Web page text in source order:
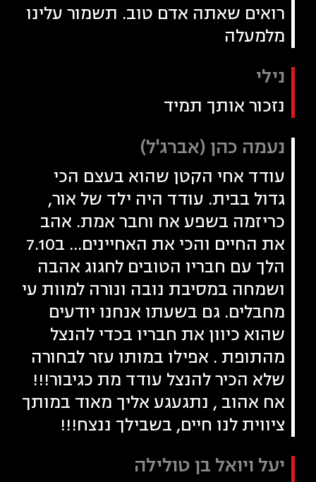
רואים שאתה אדם טוב. תשמור עלינו
מלמעלה
נילי
נזכור אותך תמיד
נעמה כהן (אברג'ל)
עודד אחי הקטן שהוא בעצם הכי
גדול בבית. עודד היה ילד של אור,
כריזמה בשפע אח וחבר אמת. אהב
את החיים והכי את האחיינים... ב7.10
הלך עם חבריו הטובים לחגוג אהבה
ושמחה במסיבת נובה ונורה למוות עי
מחבלים. גם בשעתו אנחנו יודעים
שהוא כיוון את חבריו בכדי להנצל
מהתופת . אפילו במותו עזר לבחורה
שלא הכיר להנצל עודד מת כגיבור!!!
אח אהוב , נתגעגע אליך מאוד במותך
ציווית לנו חיים, בשבילך ננצח!!!
יעל ויואל בן טולילה